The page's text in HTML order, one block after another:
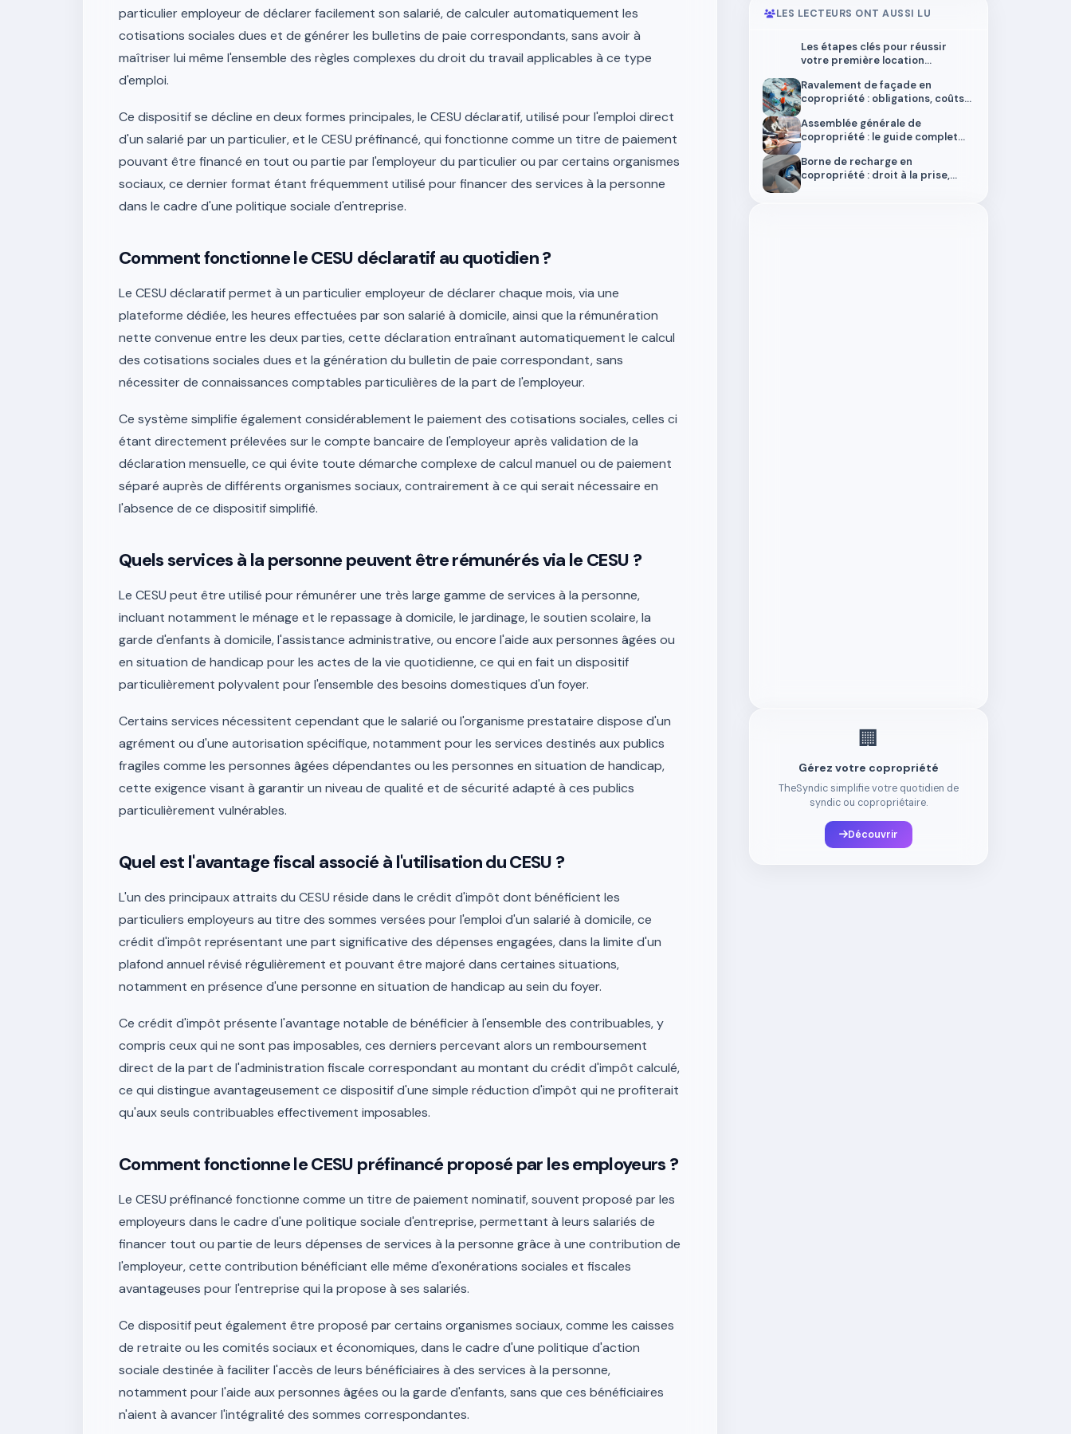
particulier employeur de déclarer facilement son salarié, de calculer automatiquement les
cotisations sociales dues et de générer les bulletins de paie correspondants, sans avoir à
maîtriser lui même l'ensemble des règles complexes du droit du travail applicables à ce type
d'emploi.
Ce dispositif se décline en deux formes principales, le CESU déclaratif, utilisé pour l'emploi direct
d'un salarié par un particulier, et le CESU préfinancé, qui fonctionne comme un titre de paiement
pouvant être financé en tout ou partie par l'employeur du particulier ou par certains organismes
sociaux, ce dernier format étant fréquemment utilisé pour financer des services à la personne
dans le cadre d'une politique sociale d'entreprise.
Comment fonctionne le CESU déclaratif au quotidien ?
Le CESU déclaratif permet à un particulier employeur de déclarer chaque mois, via une
plateforme dédiée, les heures effectuées par son salarié à domicile, ainsi que la rémunération
nette convenue entre les deux parties, cette déclaration entraînant automatiquement le calcul
des cotisations sociales dues et la génération du bulletin de paie correspondant, sans
nécessiter de connaissances comptables particulières de la part de l'employeur.
Ce système simplifie également considérablement le paiement des cotisations sociales, celles ci
étant directement prélevées sur le compte bancaire de l'employeur après validation de la
déclaration mensuelle, ce qui évite toute démarche complexe de calcul manuel ou de paiement
séparé auprès de différents organismes sociaux, contrairement à ce qui serait nécessaire en
l'absence de ce dispositif simplifié.
Quels services à la personne peuvent être rémunérés via le CESU ?
Le CESU peut être utilisé pour rémunérer une très large gamme de services à la personne,
incluant notamment le ménage et le repassage à domicile, le jardinage, le soutien scolaire, la
garde d'enfants à domicile, l'assistance administrative, ou encore l'aide aux personnes âgées ou
en situation de handicap pour les actes de la vie quotidienne, ce qui en fait un dispositif
particulièrement polyvalent pour l'ensemble des besoins domestiques d'un foyer.
Certains services nécessitent cependant que le salarié ou l'organisme prestataire dispose d'un
agrément ou d'une autorisation spécifique, notamment pour les services destinés aux publics
fragiles comme les personnes âgées dépendantes ou les personnes en situation de handicap,
cette exigence visant à garantir un niveau de qualité et de sécurité adapté à ces publics
particulièrement vulnérables.
Quel est l'avantage fiscal associé à l'utilisation du CESU ?
L'un des principaux attraits du CESU réside dans le crédit d'impôt dont bénéficient les
particuliers employeurs au titre des sommes versées pour l'emploi d'un salarié à domicile, ce
crédit d'impôt représentant une part significative des dépenses engagées, dans la limite d'un
plafond annuel révisé régulièrement et pouvant être majoré dans certaines situations,
notamment en présence d'une personne en situation de handicap au sein du foyer.
Ce crédit d'impôt présente l'avantage notable de bénéficier à l'ensemble des contribuables, y
compris ceux qui ne sont pas imposables, ces derniers percevant alors un remboursement
direct de la part de l'administration fiscale correspondant au montant du crédit d'impôt calculé,
ce qui distingue avantageusement ce dispositif d'une simple réduction d'impôt qui ne profiterait
qu'aux seuls contribuables effectivement imposables.
Comment fonctionne le CESU préfinancé proposé par les employeurs ?
Le CESU préfinancé fonctionne comme un titre de paiement nominatif, souvent proposé par les
employeurs dans le cadre d'une politique sociale d'entreprise, permettant à leurs salariés de
financer tout ou partie de leurs dépenses de services à la personne grâce à une contribution de
l'employeur, cette contribution bénéficiant elle même d'exonérations sociales et fiscales
avantageuses pour l'entreprise qui la propose à ses salariés.
Ce dispositif peut également être proposé par certains organismes sociaux, comme les caisses
de retraite ou les comités sociaux et économiques, dans le cadre d'une politique d'action
sociale destinée à faciliter l'accès de leurs bénéficiaires à des services à la personne,
notamment pour l'aide aux personnes âgées ou la garde d'enfants, sans que ces bénéficiaires
n'aient à avancer l'intégralité des sommes correspondantes.
LES LECTEURS ONT AUSSI LU
Les étapes clés pour réussir
votre première location
Ravalement de façade en
copropriété : obligations, coûts
Assemblée générale de
copropriété : le guide complet
Borne de recharge en
copropriété : droit à la prise,
🏢
Gérez votre copropriété
TheSyndic simplifie votre quotidien de
syndic ou copropriétaire.
Découvrir